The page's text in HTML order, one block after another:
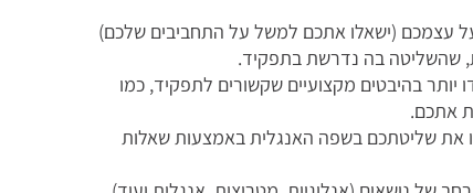
עצמכם (ישאלו אתכם למשל על התחביבים שלכם)
שהשליטה בה נדרשת בתפקיד.
יותר בהיבטים מקצועיים שקשורים לתפקיד, כמו
אתכם.
את שליטתכם בשפה האנגלית באמצעות שאלות